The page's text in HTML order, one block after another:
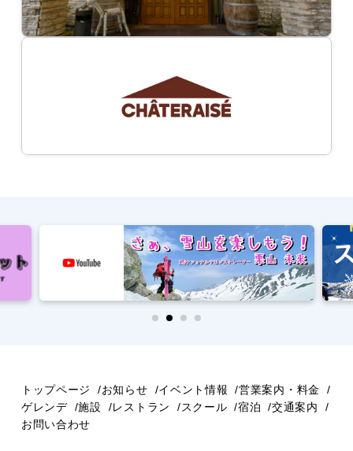
トップページ お知らせ イベント情報
営業案内・料金
ゲレンデ
施設 レストラン スクール 宿泊
交通案内
お問い合わせ